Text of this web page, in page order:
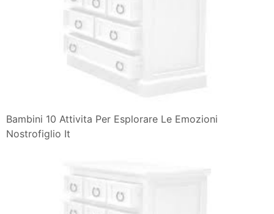
Bambini 10 Attivita Per Esplorare Le Emozioni
Nostrofiglio It